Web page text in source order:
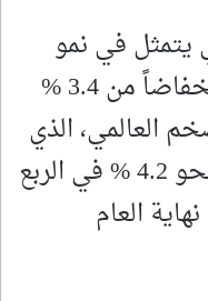
يتمثل في نمو
أبطأ عند 2.9 % في 2026، انخفاضاً من 3.4 %
العالمي، الذي
يتسارع بالفعل، ذروته عند نحو 4.2 % في الربع
من 3.1 % في نهاية العام